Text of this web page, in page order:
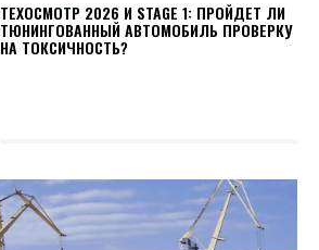
ТЕХОСМОТР 2026 И STAGE 1: ПРОЙДЕТ ЛИ
ТЮНИНГОВАННЫЙ АВТОМОБИЛЬ ПРОВЕРКУ
НА ТОКСИЧНОСТЬ?